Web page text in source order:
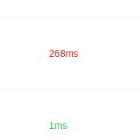
268ms
1ms